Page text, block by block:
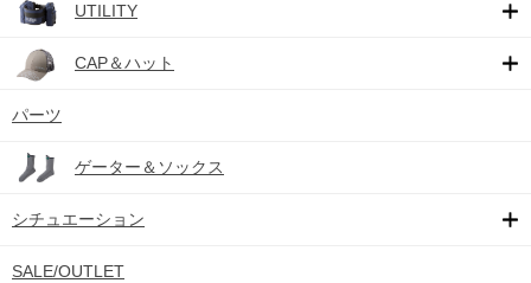
UTILITY
CAP＆ハット
パーツ
ゲーター＆ソックス
シチュエーション
SALE/OUTLET